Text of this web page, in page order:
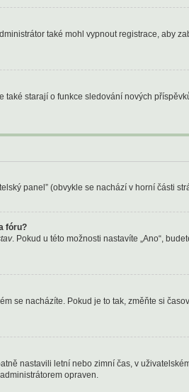
také mohl vypnout registrace, aby
starají o funkce sledování nových
panel” (obvykle se nachází v horní části
fóru?
. Pokud u této možnosti nastavíte „Ano“,
se nacházíte. Pokud je to tak, změňte si
nastavili letní nebo zimní čas, v
opraven.